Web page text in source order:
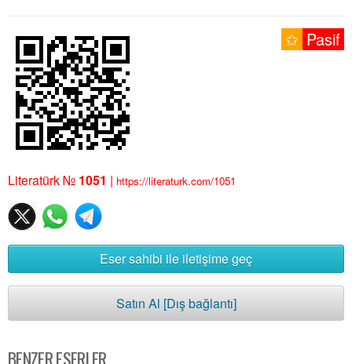
Pasif
✩
Literatürk № 1051 | https://literaturk.com/1051
Eser sahibi ile iletişime geç
Satın Al [Dış bağlantı]
BENZER ESERLER